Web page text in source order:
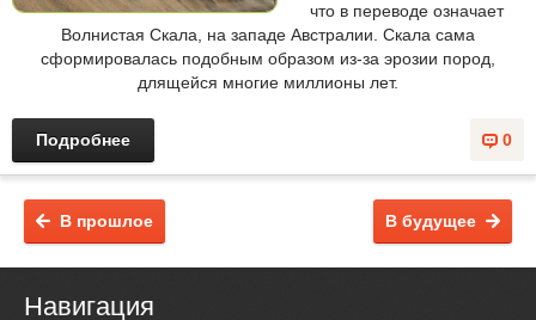
что в переводе означает
Волнистая Скала, на западе Австралии. Скала сама
сформировалась подобным образом из-за эрозии пород,
длящейся многие миллионы лет.
0
Подробнее
В будущее
В прошлое
Навигация